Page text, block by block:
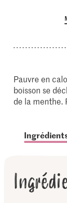
Pauvre en
boisson se
de la menthe.